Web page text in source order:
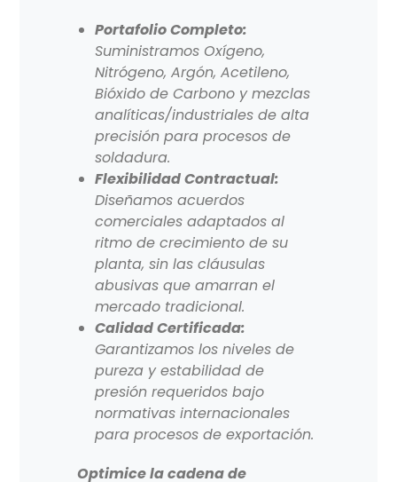
Portafolio Completo:
Suministramos Oxígeno,
Nitrógeno, Argón, Acetileno,
Bióxido de Carbono y mezclas
analíticas/industriales de alta
precisión para procesos de
soldadura.
Flexibilidad Contractual:
Diseñamos acuerdos
comerciales adaptados al
ritmo de crecimiento de su
planta, sin las cláusulas
abusivas que amarran el
mercado tradicional.
Calidad Certificada:
Garantizamos los niveles de
pureza y estabilidad de
presión requeridos bajo
normativas internacionales
para procesos de exportación.
Optimice la cadena de